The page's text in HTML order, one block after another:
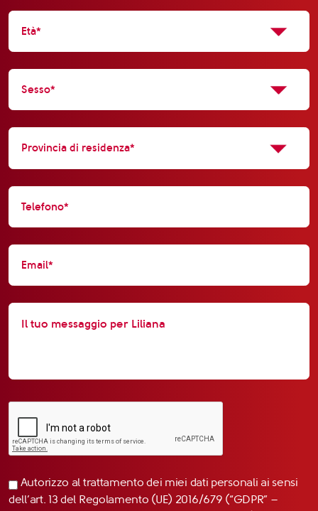
Autorizzo al trattamento dei miei dati personali ai sensi
dell’art. 13 del Regolamento (UE) 2016/679 (“GDPR” –